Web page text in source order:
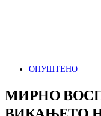
ОПУШТЕНО
МИРНО